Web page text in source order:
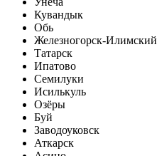
Кувандык
Обь
Железногорск-Илимский
Татарск
Ипатово
Семилуки
Исилькуль
Озёры
Буй
Заводоуковск
Аткарск